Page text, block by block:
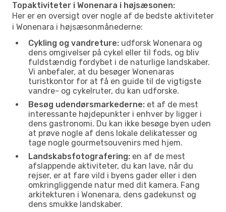
Topaktiviteter i Wonenara i højsæsonen:
Her er en oversigt over nogle af de bedste aktiviteter
i Wonenara i højsæsonmånederne:
Cykling og vandreture: udforsk Wonenara og
dens omgivelser på cykel eller til fods, og bliv
fuldstændig fordybet i de naturlige landskaber.
Vi anbefaler, at du besøger Wonenaras
turistkontor for at få en guide til de vigtigste
vandre- og cykelruter, du kan udforske.
Besøg udendørsmarkederne: et af de mest
interessante højdepunkter i enhver by ligger i
dens gastronomi. Du kan ikke besøge byen uden
at prøve nogle af dens lokale delikatesser og
tage nogle gourmetsouvenirs med hjem.
Landskabsfotografering: en af de mest
afslappende aktiviteter, du kan lave, når du
rejser, er at fare vild i byens gader eller i den
omkringliggende natur med dit kamera. Fang
arkitekturen i Wonenara, dens gadekunst og
dens smukke landskaber.